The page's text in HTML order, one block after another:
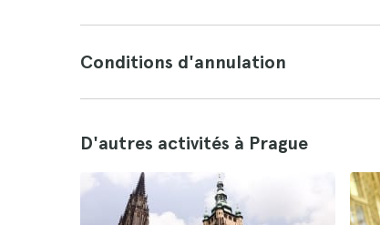
Conditions d'annulation
D'autres activités à Prague